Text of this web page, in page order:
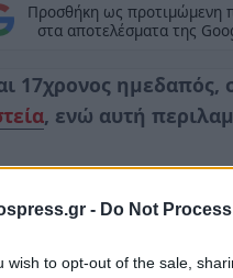
- Do Not
wish to opt-out of the sale,
Προσθήκη ως προτιμώμενη
στα αποτελέσματα της
17χρονος ημεδαπός,
, ενώ αυτή